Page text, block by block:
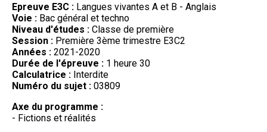
Epreuve E3C : Langues vivantes A et B - Anglais
Voie : Bac général et techno
Niveau d'études : Classe de première
Session : Première 3ème trimestre E3C2
Années : 2021-2020
Durée de l'épreuve : 1 heure 30
Calculatrice : Interdite
Numéro du sujet : 03809
Axe du programme :
- Fictions et réalités